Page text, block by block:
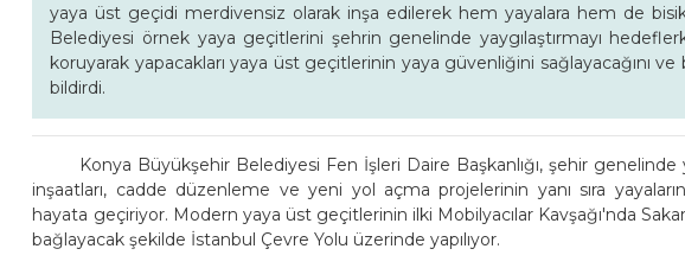
yaya üst geçidi merdivensiz olarak inşa edilerek hem yayalara hem de
Belediyesi örnek yaya geçitlerini şehrin genelinde yaygılaştırmayı
koruyarak yapacakları yaya üst geçitlerinin yaya güvenliğini sağlayacağını
bildirdi.
Konya Büyükşehir Belediyesi Fen İşleri Daire Başkanlığı, şehir
inşaatları, cadde düzenleme ve yeni yol açma projelerinin yanı sıra
hayata geçiriyor. Modern yaya üst geçitlerinin ilki Mobilyacılar Kavşağı'nda
bağlayacak şekilde İstanbul Çevre Yolu üzerinde yapılıyor.